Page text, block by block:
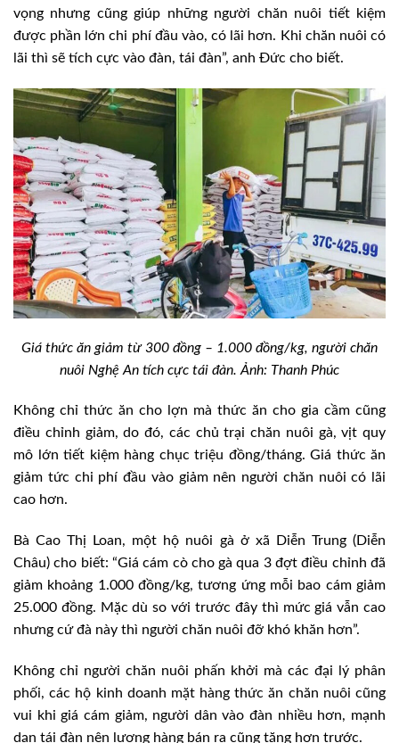
vọng nhưng cũng giúp những người chăn nuôi tiết kiệm
được phần lớn chi phí đầu vào, có lãi hơn. Khi chăn nuôi có
lãi thì sẽ tích cực vào đàn, tái đàn”, anh Đức cho biết.
Giá thức ăn giảm từ 300 đồng – 1.000 đồng/kg, người chăn
nuôi Nghệ An tích cực tái đàn. Ảnh: Thanh Phúc
Không chỉ thức ăn cho lợn mà thức ăn cho gia cầm cũng
điều chỉnh giảm, do đó, các chủ trại chăn nuôi gà, vịt quy
mô lớn tiết kiệm hàng chục triệu đồng/tháng. Giá thức ăn
giảm tức chi phí đầu vào giảm nên người chăn nuôi có lãi
cao hơn.
Bà Cao Thị Loan, một hộ nuôi gà ở xã Diễn Trung (Diễn
Châu) cho biết: “Giá cám cò cho gà qua 3 đợt điều chỉnh đã
giảm khoảng 1.000 đồng/kg, tương ứng mỗi bao cám giảm
25.000 đồng. Mặc dù so với trước đây thì mức giá vẫn cao
nhưng cứ đà này thì người chăn nuôi đỡ khó khăn hơn”.
Không chỉ người chăn nuôi phấn khởi mà các đại lý phân
phối, các hộ kinh doanh mặt hàng thức ăn chăn nuôi cũng
vui khi giá cám giảm, người dân vào đàn nhiều hơn, mạnh
dạn tái đàn nên lượng hàng bán ra cũng tăng hơn trước.